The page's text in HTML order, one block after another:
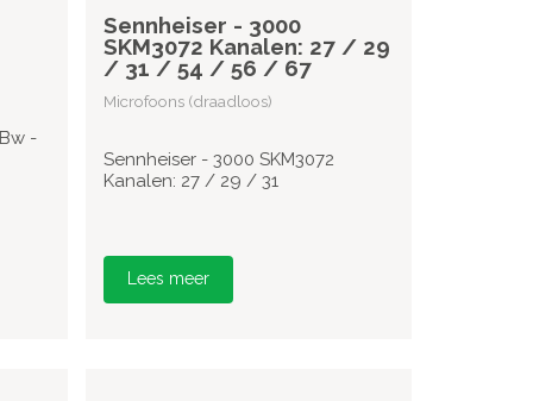
-
Sennheiser - 3000
SKM3072 Kanalen: 27 / 29
/ 31 / 54 / 56 / 67
Microfoons (draadloos)
Sennheiser - 3000 SKM3072
Kanalen: 27 / 29 / 31
Lees meer